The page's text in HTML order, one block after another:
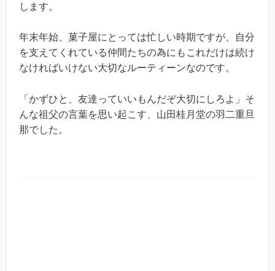
します。
年末年始、菓子屋にとっては忙しい時期ですが、自分
を支えてくれている仲間たちの為にもこれだけは続け
なければいけない大切なルーティーンなのです。
「かずひと、友達っていいもんだぞ大切にしろよ」そ
んな祖父の言葉を思い起こす、山田桂月堂の羽二重旦
那でした。